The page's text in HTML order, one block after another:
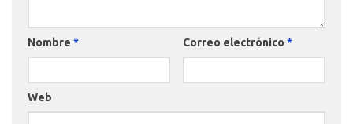
Nombre * Correo electrónico *
Web